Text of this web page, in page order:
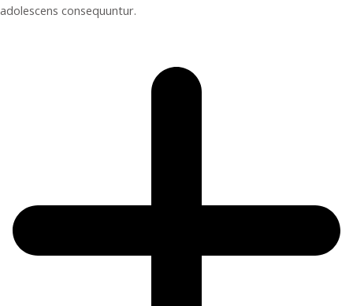
adolescens consequuntur.